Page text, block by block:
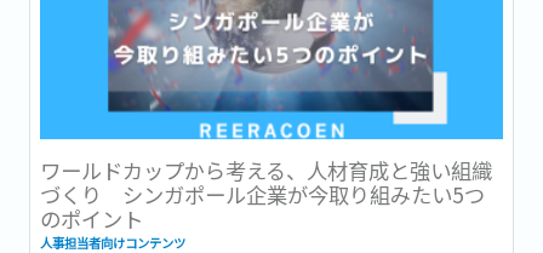
ワールドカップから考える、人材育成と強い組織
づくり シンガポール企業が今取り組みたい5つ
のポイント
人事担当者向けコンテンツ